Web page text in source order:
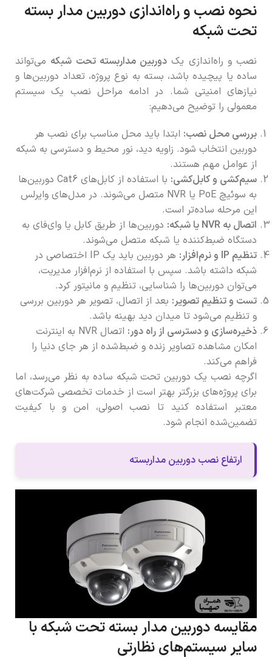
نحوه نصب و راه‌اندازی دوربین مدار بسته
تحت شبکه
نصب و راه‌اندازی یک دوربین مداربسته تحت شبکه می‌تواند
ساده یا پیچیده باشد، بسته به نوع پروژه، تعداد دوربین‌ها و
نیازهای امنیتی شما. در ادامه مراحل نصب یک سیستم
معمولی را توضیح می‌دهیم:
بررسی محل نصب: ابتدا باید محل مناسب برای نصب هر
دوربین انتخاب شود. زاویه دید، نور محیط و دسترسی به شبکه
از عوامل مهم هستند.
سیم‌کشی و کابل‌کشی:
با استفاده از کابل‌های Cat6 دوربین‌ها
به سوئیچ PoE یا NVR متصل می‌شوند. در مدل‌های وایرلس
این مرحله ساده‌تر است.
اتصال به NVR یا شبکه:
دوربین‌ها از طریق کابل یا وای‌فای به
دستگاه ضبط‌کننده یا شبکه متصل می‌شوند.
تنظیم IP و نرم‌افزار:
هر دوربین باید یک IP اختصاصی در
شبکه داشته باشد. سپس با استفاده از نرم‌افزار مدیریت،
می‌توان دوربین‌ها را شناسایی، تنظیم و مانیتور کرد.
تست و تنظیم تصویر: بعد از اتصال، تصویر هر دوربین بررسی
و تنظیم می‌شود تا میدان دید بهینه باشد.
ذخیره‌سازی و دسترسی از راه دور:
اتصال NVR به اینترنت
امکان مشاهده تصاویر زنده و ضبط‌شده از هر جای دنیا را
فراهم می‌کند.
اگرچه نصب یک دوربین تحت شبکه ساده به نظر می‌رسد، اما
برای پروژه‌های بزرگتر بهتر است از خدمات تخصصی شرکت‌های
معتبر استفاده کنید تا نصب اصولی، امن و با کیفیت
تضمین‌شده انجام شود.
ارتفاع نصب دوربین مداربسته
مقایسه دوربین مدار بسته تحت شبکه با
سایر سیستم‌های نظارتی